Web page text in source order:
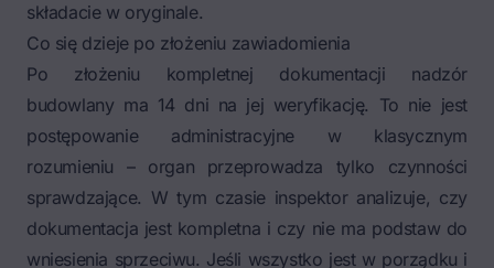
składacie w oryginale.
Co się dzieje po złożeniu zawiadomienia
Po złożeniu kompletnej dokumentacji nadzór
budowlany ma 14 dni na jej weryfikację. To nie jest
postępowanie administracyjne w klasycznym
rozumieniu – organ przeprowadza tylko czynności
sprawdzające. W tym czasie inspektor analizuje, czy
dokumentacja jest kompletna i czy nie ma podstaw do
wniesienia sprzeciwu. Jeśli wszystko jest w porządku i